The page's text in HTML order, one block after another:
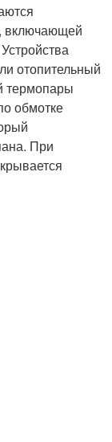
включающей
отопительный
термопары
обмотке
При